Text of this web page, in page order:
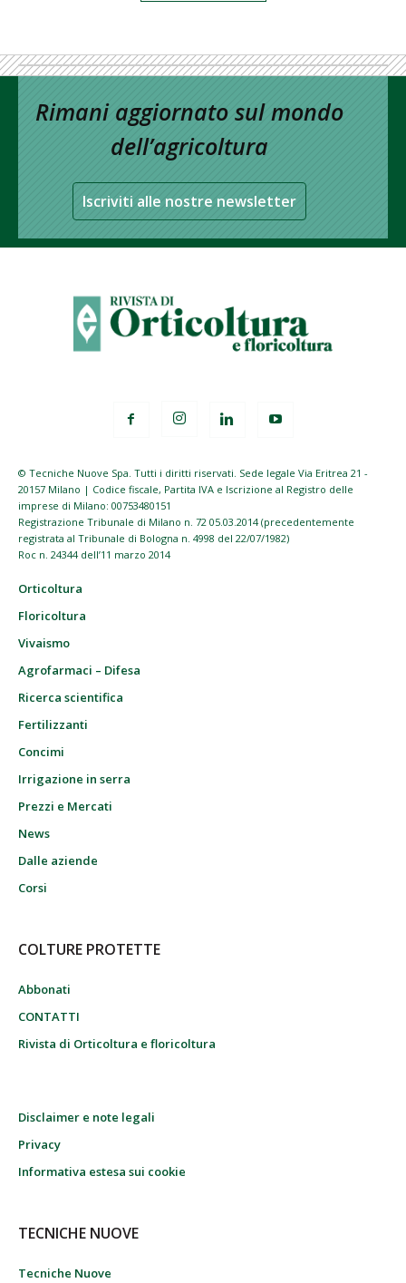
Rimani aggiornato sul mondo
dell’agricoltura
Iscriviti alle nostre newsletter
© Tecniche Nuove Spa. Tutti i diritti riservati. Sede legale Via Eritrea 21 -
20157 Milano | Codice fiscale, Partita IVA e Iscrizione al Registro delle
imprese di Milano: 00753480151
Registrazione Tribunale di Milano n. 72 05.03.2014 (precedentemente
registrata al Tribunale di Bologna n. 4998 del 22/07/1982)
Roc n. 24344 dell’11 marzo 2014
Orticoltura
Floricoltura
Vivaismo
Agrofarmaci – Difesa
Ricerca scientifica
Fertilizzanti
Concimi
Irrigazione in serra
Prezzi e Mercati
News
Dalle aziende
Corsi
COLTURE PROTETTE
Abbonati
CONTATTI
Rivista di Orticoltura e floricoltura
Disclaimer e note legali
Privacy
Informativa estesa sui cookie
TECNICHE NUOVE
Tecniche Nuove